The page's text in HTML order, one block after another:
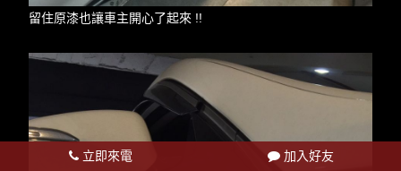
留住原漆也讓車主開心了起來 !!
立即來電 加入好友